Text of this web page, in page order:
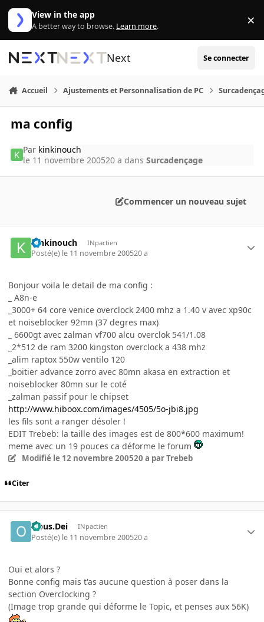
Aller au contenu
View in the app
A better way to browse. Learn more. ×
Next Se connecter
Accueil Ajustements et Personnalisation de PC
ma config
Par kinkinouch
le 11 novembre 200520 a dansSurcadençage
Commencer un nouveau sujet
kinkinouch INpactien
Posté(e) le 11 novembre 200520 a
Bonjour voila le detail de ma config :
_ A8n-e
_3000+ 64 core venice overclock 2400 mhz a 1.40 v avec xp90c
et noiseblocker 92mn (37 degres max)
_ 6600gt avec zalman vf700 alcu overclok 541/1.08
_2*512 de ram 3200 kingston overclock a 438 mhz
_alim raptox 550w ventilo 120
_boitier advance zorro avec 80mn akasa en extraction et
noiseblocker 80mn sur le coté
_zalman passif pour le chipset
http://www.hiboox.com/images/4505/5o-jbi8.jpg
les fils sont a ranger désoler !
EDIT Trebeb: la taille des images est de 800*600 maximum!
meme avec un 19 pouces ca déforme le forum
Modifié le 12 novembre 200520 a par Trebeb
Citer
Opus.Dei INpactien
Posté(e) le 11 novembre 200520 a
Oui et alors ?
Bonne config mais t'as aucune question à poser dans la
section Overclocking ?
(Image trop grande qui déforme le Topic, et penses aux 56K)